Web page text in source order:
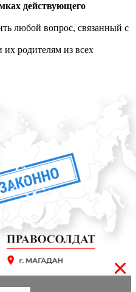
действующего
любой вопрос, связанный с
родителям из всех